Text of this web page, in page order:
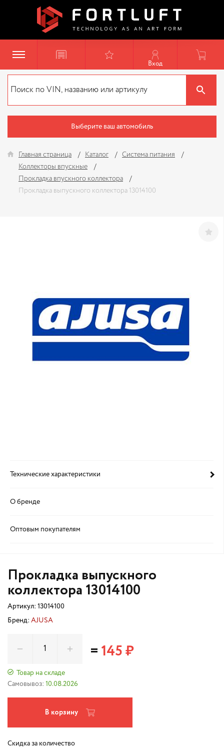
Вход
Выберите ваш автомобиль
Главная страница Каталог
Система питания
Коллекторы впускные
Прокладка впускного коллектора
Прокладка выпускного коллектора 13014100
Технические характеристики
О бренде
Оптовым покупателям
Прокладка выпускного
коллектора 13014100
Артикул: 13014100
Бренд: AJUSA
Товар на складе
Самовывоз: 10.08.2026
=145 ₽
В корзину
Скидка за количество